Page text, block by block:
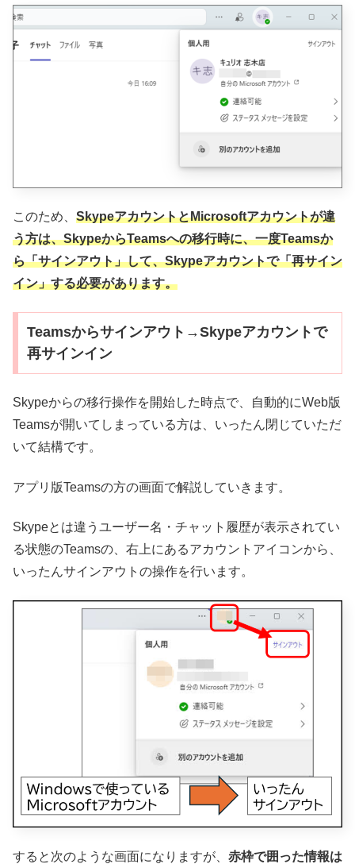
このため、 SkypeアカウントとMicrosoftアカウントが違
う方は、SkypeからTeamsへの移行時に、一度Teamsか
ら「サインアウト」して、Skypeアカウントで「再サイン
イン」する必要があります。
Teamsからサインアウト→Skypeアカウントで
再サインイン
Skypeからの移行操作を開始した時点で、自動的にWeb版
Teamsが開いてしまっている方は、いったん閉じていただ
いて結構です。
アプリ版Teamsの方の画面で解説していきます。
Skypeとは違うユーザー名・チャット履歴が表示されてい
る状態のTeamsの、右上にあるアカウントアイコンから、
いったんサインアウトの操作を行います。
すると次のような画面になりますが、 赤枠で囲った情報は